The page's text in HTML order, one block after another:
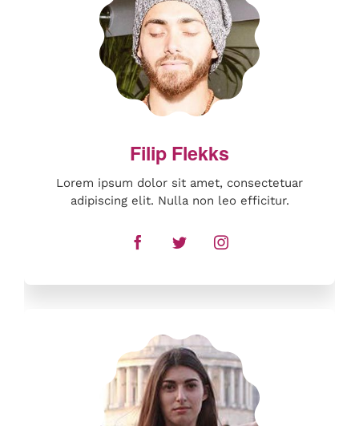
Lorem ipsum dolor sit amet, consectetuar
adipiscing elit. Nulla non leo efficitur.